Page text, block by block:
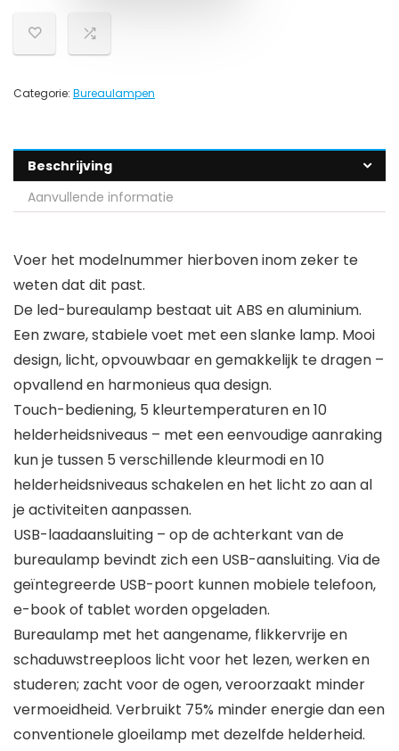
Categorie: Bureaulampen
Beschrijving
Aanvullende informatie
Voer het modelnummer hierboven inom zeker te
weten dat dit past.
De led-bureaulamp bestaat uit ABS en aluminium.
Een zware, stabiele voet met een slanke lamp. Mooi
design, licht, opvouwbaar en gemakkelijk te dragen –
opvallend en harmonieus qua design.
Touch-bediening, 5 kleurtemperaturen en 10
helderheidsniveaus – met een eenvoudige aanraking
kun je tussen 5 verschillende kleurmodi en 10
helderheidsniveaus schakelen en het licht zo aan al
je activiteiten aanpassen.
USB-laadaansluiting – op de achterkant van de
bureaulamp bevindt zich een USB-aansluiting. Via de
geïntegreerde USB-poort kunnen mobiele telefoon,
e-book of tablet worden opgeladen.
Bureaulamp met het aangename, flikkervrije en
schaduwstreeploos licht voor het lezen, werken en
studeren; zacht voor de ogen, veroorzaakt minder
vermoeidheid. Verbruikt 75% minder energie dan een
conventionele gloeilamp met dezelfde helderheid.